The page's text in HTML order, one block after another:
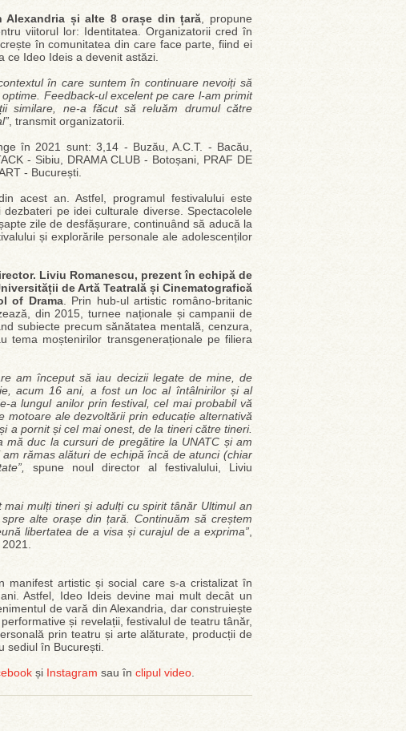
și alte 8 orașe din țară , propune
viitorul lor: Identitatea. Organizatorii cred în
în comunitatea din care face parte, fiind ei
Ideo Ideis a devenit astăzi.
în care suntem în continuare nevoiți să
Feedback-ul excelent pe care l-am primit
similare, ne-a făcut să reluăm drumul către
, transmit organizatorii.
în 2021 sunt: 3,14 - Buzău, A.C.T. - Bacău,
- Sibiu, DRAMA CLUB - Botoșani, PRAF DE
- București.
acest an. Astfel, programul festivalului este
pe idei culturale diverse. Spectacolele
zile de desfășurare, continuând să aducă la
și explorările personale ale adolescenților
Liviu Romanescu, prezent în echipă de
de Artă Teatrală și Cinematografică
of Drama. Prin hub-ul artistic româno-britanic
din 2015, turnee naționale și campanii de
subiecte precum sănătatea mentală, cenzura,
tema moștenirilor transgeneraționale pe filiera
am început să iau decizii legate de mine, de
acum 16 ani, a fost un loc al întâlnirilor și al
a lungul anilor prin festival, cel mai probabil vă
motoare ale dezvoltării prin educație alternativă
a pornit și cel mai onest, de la tineri către tineri.
duc la cursuri de pregătire la UNATC și am
rămas alături de echipă încă de atunci (chiar
spune noul director al festivalului, Liviu
mulți tineri și adulți cu spirit tânăr Ultimul an
alte orașe din țară. Continuăm să creștem
libertatea de a visa și curajul de a exprima”
manifest artistic și social care s-a cristalizat în
Astfel, Ideo Ideis devine mai mult decât un
de vară din Alexandria, dar construiește
și revelații, festivalul de teatru tânăr,
prin teatru și arte alăturate, producții de
sediul în București.
și Instagram sau în clipul video